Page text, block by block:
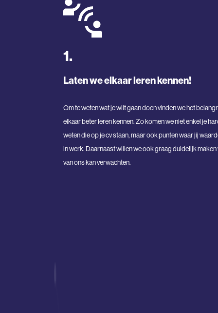
1.
Laten we elkaar leren kennen!
Om te weten wat je wilt gaan doen vinden we het
elkaar beter leren kennen. Zo komen we niet enkel je
weten die op je cv staan, maar ook punten waar jij
in werk. Daarnaast willen we ook graag duidelijk maken
van ons kan verwachten.